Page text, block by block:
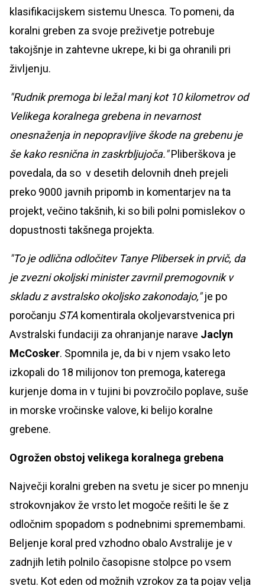
klasifikacijskem sistemu Unesca. To pomeni, da
koralni greben za svoje preživetje potrebuje
takojšnje in zahtevne ukrepe, ki bi ga ohranili pri
življenju.
"Rudnik premoga bi ležal manj kot 10 kilometrov od
Velikega koralnega grebena in nevarnost
onesnaženja in nepopravljive škode na grebenu je
še kako resnična in zaskrbljujoča."Pliberškova je
povedala, da so v desetih delovnih dneh prejeli
preko 9000 javnih pripomb in komentarjev na ta
projekt, večino takšnih, ki so bili polni pomislekov o
dopustnosti takšnega projekta.
"To je odlična odločitev Tanye Plibersek in prvič, da
je zvezni okoljski minister zavrnil premogovnik v
skladu z avstralsko okoljsko zakonodajo,"je po
poročanju STA komentirala okoljevarstvenica pri
Avstralski fundaciji za ohranjanje narave Jaclyn
McCosker. Spomnila je, da bi v njem vsako leto
izkopali do 18 milijonov ton premoga, katerega
kurjenje doma in v tujini bi povzročilo poplave, suše
in morske vročinske valove, ki belijo koralne
grebene.
Ogrožen obstoj velikega koralnega grebena
Največji koralni greben na svetu je sicer po mnenju
strokovnjakov že vrsto let mogoče rešiti le še z
odločnim spopadom s podnebnimi spremembami.
Beljenje koral pred vzhodno obalo Avstralije je v
zadnjih letih polnilo časopisne stolpce po vsem
svetu. Kot eden od možnih vzrokov za ta pojav velja